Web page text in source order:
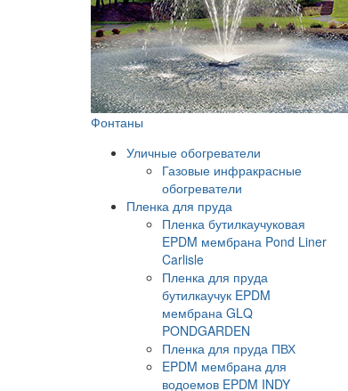
Фонтаны
Уличные обогреватели
Газовые инфракрасные
обогреватели
Пленка для пруда
Пленка бутилкаучуковая
EPDM мембрана Pond Liner
Carlisle
Пленка для пруда
бутилкаучук EPDM
мембрана GLQ
PONDGARDEN
Пленка для пруда ПВХ
EPDM мембрана для
водоемов EPDM INDY